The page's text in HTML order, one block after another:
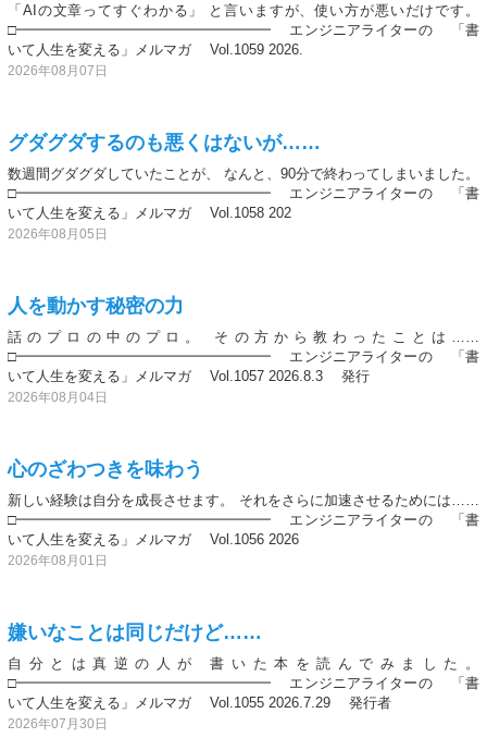
「AIの文章ってすぐわかる」 と言いますが、使い方が悪いだけです。
□━━━━━━━━━━━━━━━━━━ エンジニアライターの 「書
いて人生を変える」メルマガ Vol.1059 2026.
2026年08月07日
グダグダするのも悪くはないが……
数週間グダグダしていたことが、 なんと、90分で終わってしまいました。
□━━━━━━━━━━━━━━━━━━ エンジニアライターの 「書
いて人生を変える」メルマガ Vol.1058 202
2026年08月05日
人を動かす秘密の力
話のプロの中のプロ。 その方から教わったことは……
□━━━━━━━━━━━━━━━━━━ エンジニアライターの 「書
いて人生を変える」メルマガ Vol.1057 2026.8.3 発行
2026年08月04日
心のざわつきを味わう
新しい経験は自分を成長させます。 それをさらに加速させるためには……
□━━━━━━━━━━━━━━━━━━ エンジニアライターの 「書
いて人生を変える」メルマガ Vol.1056 2026
2026年08月01日
嫌いなことは同じだけど……
自分とは真逆の人が 書いた本を読んでみました。
□━━━━━━━━━━━━━━━━━━ エンジニアライターの 「書
いて人生を変える」メルマガ Vol.1055 2026.7.29 発行者
2026年07月30日